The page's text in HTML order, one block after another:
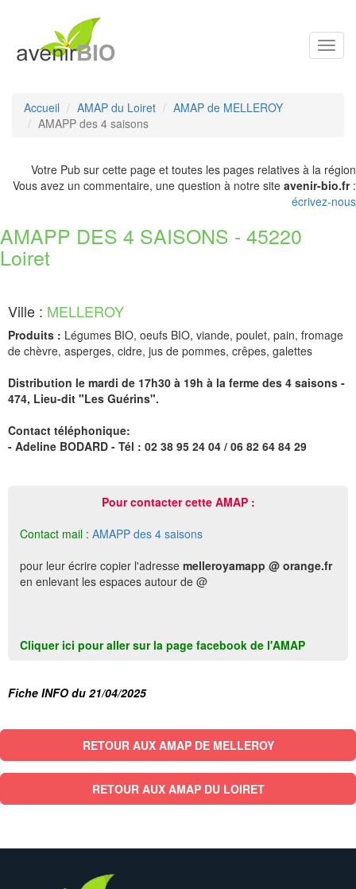
Accueil AMAP du Loiret
AMAP de MELLEROY
AMAPP des 4 saisons
Votre Pub sur cette page et toutes les pages relatives à la région
Vous avez un commentaire, une question à notre site avenir-bio.fr:
écrivez-nous
AMAPP DES 4 SAISONS - 45220
Loiret
Ville : MELLEROY
Produits : Légumes BIO, oeufs BIO, viande, poulet, pain, fromage
de chèvre, asperges, cidre, jus de pommes, crêpes, galettes
Distribution le mardi de 17h30 à 19h à la ferme des 4 saisons -
474, Lieu-dit "Les Guérins".
Contact téléphonique:
- Adeline BODARD - Tél : 02 38 95 24 04 / 06 82 64 84 29
Pour contacter cette AMAP :
Contact mail : AMAPP des 4 saisons
pour leur écrire copier l'adresse melleroyamapp @ orange.fr
en enlevant les espaces autour de @
Cliquer ici pour aller sur la page facebook de l'AMAP
Fiche INFO du 21/04/2025
RETOUR AUX AMAP DE MELLEROY
RETOUR AUX AMAP DU LOIRET